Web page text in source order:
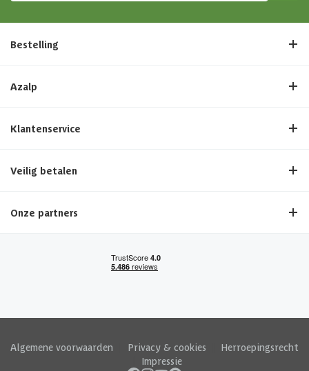
Bestelling
Azalp
Klantenservice
Veilig betalen
Onze partners
Algemene voorwaarden Privacy & cookies
Herroepingsrecht
Impressie